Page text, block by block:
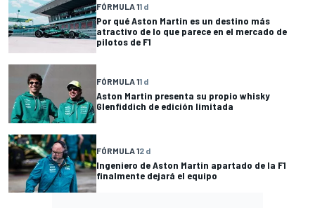
FÓRMULA 11 d
Por qué Aston Martin es un destino más
atractivo de lo que parece en el mercado de
pilotos de F1
FÓRMULA 11 d
Aston Martin presenta su propio whisky
Glenfiddich de edición limitada
FÓRMULA 12 d
Ingeniero de Aston Martin apartado de la F1
finalmente dejará el equipo